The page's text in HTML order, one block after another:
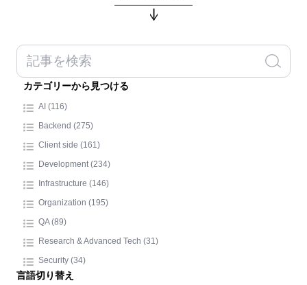
カテゴリーから見つける
AI (116)
Backend (275)
Client side (161)
Development (234)
Infrastructure (146)
Organization (195)
QA (89)
Research & Advanced Tech (31)
Security (34)
言語切り替え